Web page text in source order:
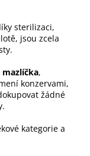
sterilizaci,
jsou zcela
,
konzervami,
žádné
kategorie a